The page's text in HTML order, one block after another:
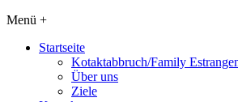
Menü +
Startseite
Kotaktabbruch/Family
Über uns
Ziele